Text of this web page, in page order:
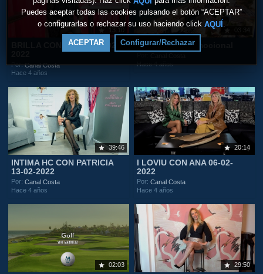
Puedes aceptar todas las cookies pulsando el botón “ACEPTAR”
o configurarlas o rechazar su uso haciendo click AQUÍ .
ACEPTAR Configurar/Rechazar
BRILLA CON LAURA 20-02-
Por:Canal Costa
Hace 4 años
Fuengirola Promocional
Hace 4 años
39:46
INTIMA HC CON PATRICIA
13-02-2022
Por:Canal Costa
Hace 4 años
20:14
I LOVIU CON ANA 06-02-
2022
Por:Canal Costa
Hace 4 años
02:03 29:50